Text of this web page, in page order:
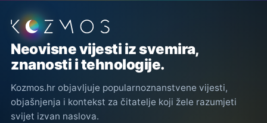
Podnožje stranice
Neovisne vijesti iz svemira,
znanosti i tehnologije.
Kozmos.hr objavljuje popularnoznanstvene vijesti,
objašnjenja i kontekst za čitatelje koji žele razumjeti
svijet izvan naslova.